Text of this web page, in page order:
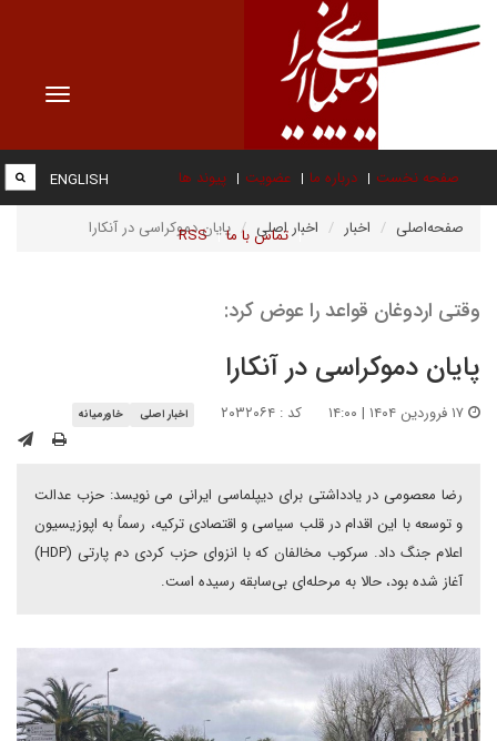
Toggle
صفحه نخست درباره ما عضویت پیوند ها
تماس با ما RSS
ENGLISH
صفحه‌اصلی اخبار اخبار اصلی پایان دموکراسی در آنکارا
وقتی اردوغان قواعد را عوض کرد:
پایان دموکراسی در آنکارا
کد : ۲۰۳۲۰۶۴ اخبار اصلی خاورمیانه
رضا معصومی در یادداشتی برای دیپلماسی ایرانی می نویسد: حزب عدالت
و توسعه با این اقدام در قلب سیاسی و اقتصادی ترکیه، رسماً به اپوزیسیون
اعلام جنگ داد. سرکوب مخالفان که با انزوای حزب کردی دم پارتی (HDP)
آغاز شده بود، حالا به مرحله‌ای بی‌سابقه رسیده است.